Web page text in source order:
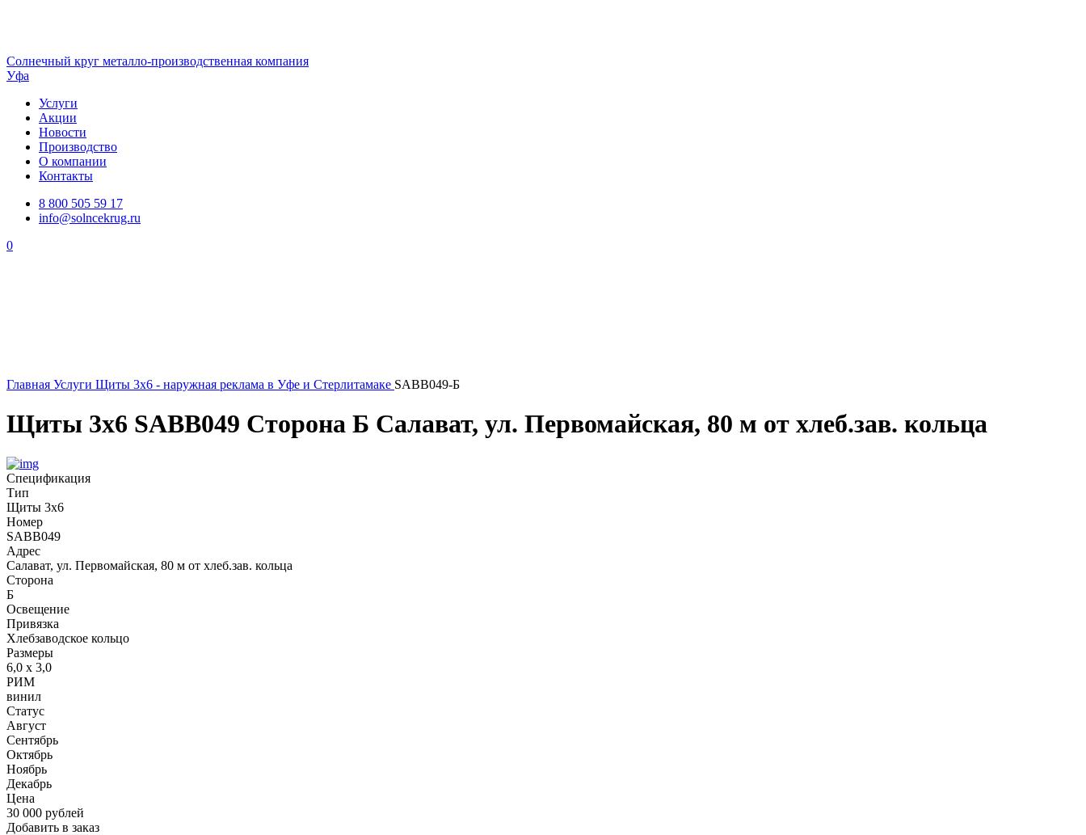
Солнечный круг металло-производственная компания
Уфа
Услуги
Акции
Новости
Производство
О компании
Контакты
8 800 505 59 17
info@solncekrug.ru
0
Главная Услуги Щиты 3х6 - наружная реклама в Уфе и Стерлитамаке SABB049-Б
Щиты 3х6 SABB049 Сторона Б Салават, ул. Первомайская, 80 м от хлеб.зав. кольца
Спецификация
Тип
Щиты 3х6
Номер
SABB049
Адрес
Салават, ул. Первомайская, 80 м от хлеб.зав. кольца
Сторона
Б
Освещение
Привязка
Хлебзаводское кольцо
Размеры
6,0 х 3,0
РИМ
винил
Статус
Август
Сентябрь
Октябрь
Ноябрь
Декабрь
Цена
30 000 рублей
Добавить в заказ